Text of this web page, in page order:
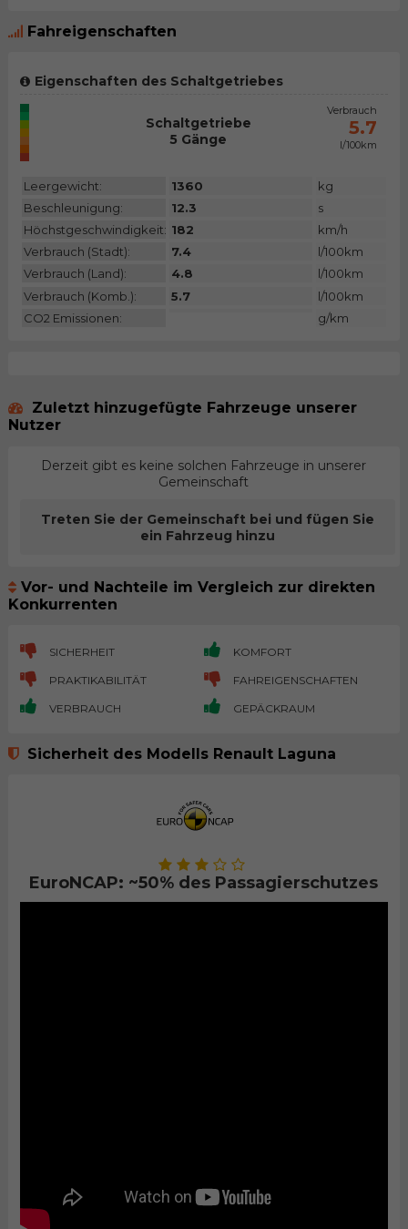
Fahreigenschaften
Eigenschaften des Schaltgetriebes
N/A
Kategorie
Schaltgetriebe
5 Gänge
Verbrauch
5.7
l/100km
Leergewicht: 1360
kg
Beschleunigung:
12.3
s
Höchstgeschwindigkeit: 182
km/h
Verbrauch (Stadt):
7.4
l/100km
Verbrauch (Land):
4.8
l/100km
Verbrauch (Komb.):
5.7
l/100km
CO2 Emissionen:
g/km
Zuletzt hinzugefügte Fahrzeuge unserer
Nutzer
Derzeit gibt es keine solchen Fahrzeuge in unserer
Gemeinschaft
Treten Sie der Gemeinschaft bei und fügen Sie
ein Fahrzeug hinzu
Vor- und Nachteile im Vergleich zur direkten
Konkurrenten
SICHERHEIT KOMFORT
PRAKTIKABILITÄT FAHREIGENSCHAFTEN
VERBRAUCH GEPÄCKRAUM
Sicherheit des Modells Renault Laguna
EuroNCAP: ~50% des Passagierschutzes